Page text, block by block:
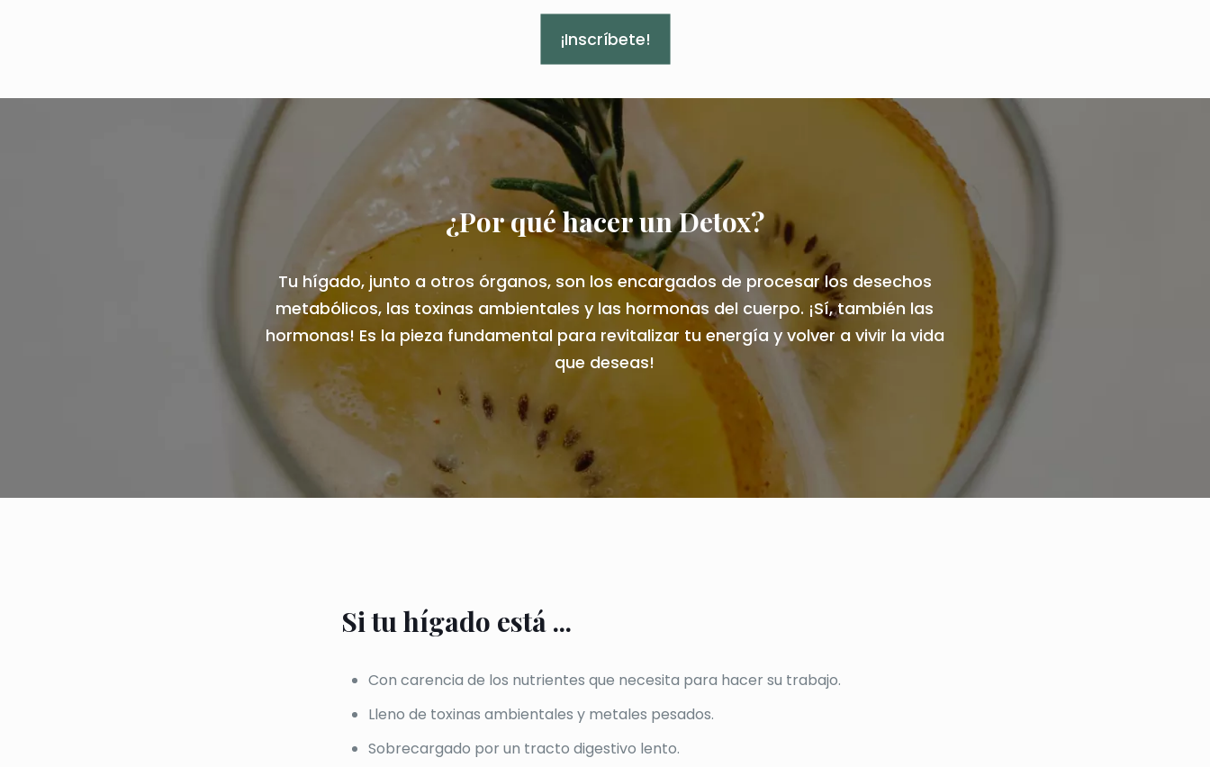
¡Inscríbete!
¿Por qué hacer un Detox?
Tu hígado, junto a otros órganos, son los encargados de procesar los desechos
metabólicos, las toxinas ambientales y las hormonas del cuerpo. ¡Sí, también las
hormonas! Es la pieza fundamental para revitalizar tu energía y volver a vivir la vida
que deseas!
Si tu hígado está ...
Con carencia de los nutrientes que necesita para hacer su trabajo.
Lleno de toxinas ambientales y metales pesados.
Sobrecargado por un tracto digestivo lento.